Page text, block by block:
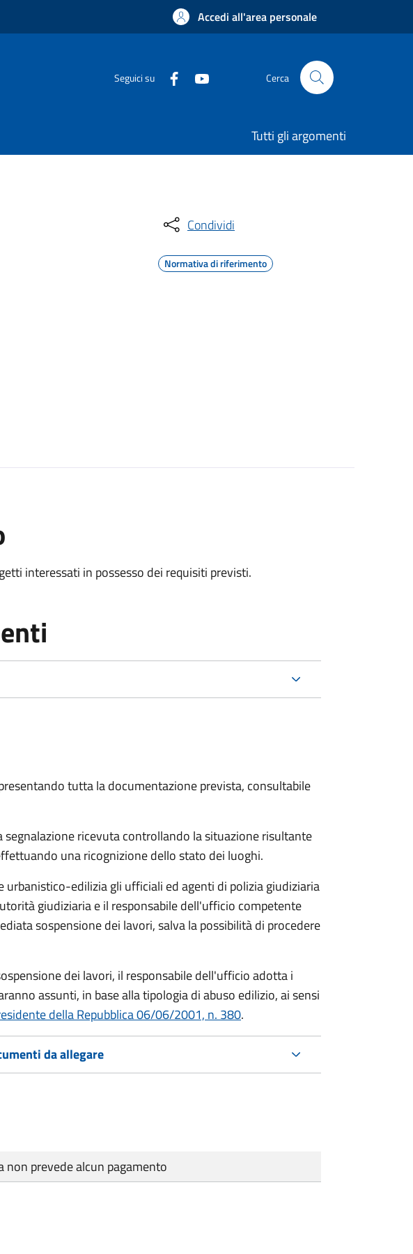
Accedi all'area personale
Seguici su Cerca
Tutti gli argomenti
Condividi
Normativa di riferimento
interessati in possesso dei requisiti previsti.
tutta la documentazione prevista, consultabile
ricevuta controllando la situazione risultante
una ricognizione dello stato dei luoghi.
urbanistico-edilizia gli ufficiali ed agenti di polizia giudiziaria
giudiziaria e il responsabile dell'ufficio competente
sospensione dei lavori, salva la possibilità di procedere
dei lavori, il responsabile dell'ufficio adotta i
assunti, in base alla tipologia di abuso edilizio, ai sensi
della Repubblica 06/06/2001, n. 380.
da allegare
non prevede alcun pagamento